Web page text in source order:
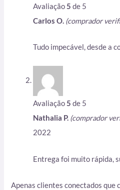
Avaliação5 de 5
Carlos O. (comprador
Tudo impecável, desde a
Avaliação5 de 5
Nathalia P. (comprador
2022
Entrega foi muito rápida,
Apenas clientes conectados que